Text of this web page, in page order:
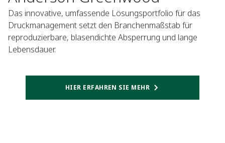
Das innovative, umfassende Lösungsportfolio für das
Druckmanagement setzt den Branchenmaßstab für
reproduzierbare, blasendichte Absperrung und lange
Lebensdauer.
HIER ERFAHREN SIE MEHR